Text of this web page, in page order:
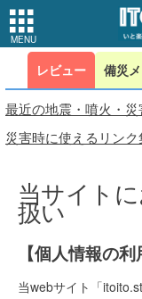
レビュー 備災
最近の地震・噴火・災
災害時に使えるリンク
当サイト
扱い
【個人情報の利
当webサイト「